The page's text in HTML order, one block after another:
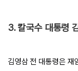
3. 칼국수 대통령
김영삼 전 대통령은